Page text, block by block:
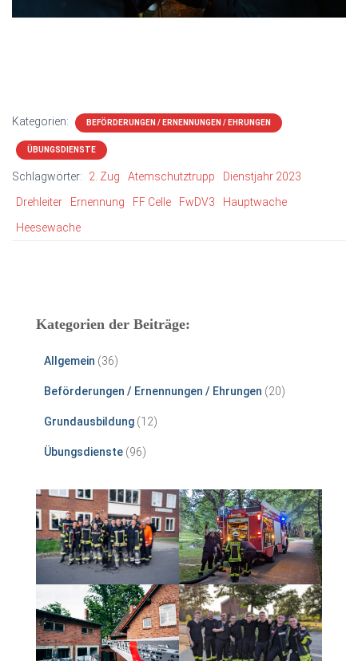
Kategorien: BEFÖRDERUNGEN / ERNENNUNGEN / EHRUNGEN
ÜBUNGSDIENSTE
Schlagwörter: 2. Zug Atemschutztrupp
Dienstjahr 2023
Drehleiter
Ernennung FF Celle FwDV3
Hauptwache
Heesewache
Kategorien der Beiträge:
Allgemein (36)
Beförderungen / Ernennungen / Ehrungen (20)
Grundausbildung (12)
Übungsdienste (96)